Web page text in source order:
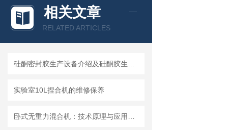
相关文章
RELATED ARTICLES
实验室10L捏合机的维修保养